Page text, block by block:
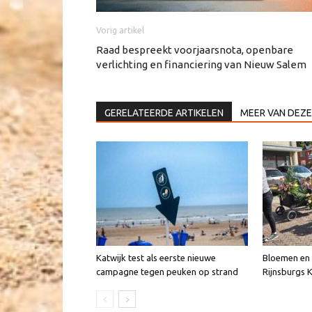
Vorig artikel
Raad bespreekt voorjaarsnota, openbare
verlichting en financiering van Nieuw Salem
GERELATEERDE ARTIKELEN MEER VAN
Katwijk test als eerste nieuwe
campagne tegen peuken op strand
Bloemen
Rijnsburgs